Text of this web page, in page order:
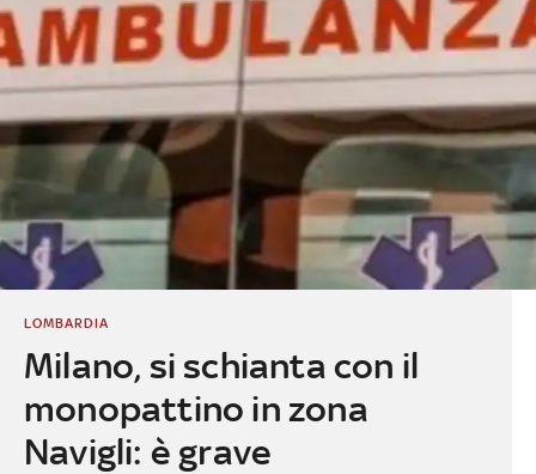
Milano, si schianta con il
monopattino in zona
Navigli: è grave
LOMBARDIA